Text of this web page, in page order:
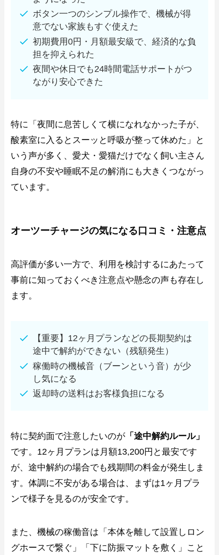
ボタン一つのシンプル操作で、機械が得
意でない家族もすぐ使えた
初期費用0円・月額最安級で、経済的な負
担を抑えられた
夜間や休日でも24時間電話サポートがつ
ながり安心できた
特に「夜間に息苦しくて横になれなかった子が、
酸素室に入るとスーッと呼吸が整って休めた」と
いう声が多く、愛犬・愛猫だけでなく飼い主さん
自身の不安や睡眠不足の解消にも大きくつながっ
ています。
オーツーチャージの気になる口コミ・注意点
高評価が多い一方で、利用を検討するにあたって
事前に知っておくべき注意点や懸念の声も存在し
ます。
【重要】12ヶ月プランなどの長期契約は
途中で解約ができない（残額発生）
稼働時の機械音（ブーンという音）が少
し気になる
返却時の送料はお客様負担になる
特に契約面で注意したいのが 「途中解約ルール」
です。12ヶ月プランは月額13,200円と最安です
が、途中解約の場合でも残期間の料金が発生しま
す。体調に不安がある場合は、まずは1ヶ月プラ
ンで様子を見るのが安全です。
また、機械の稼働音は「本体を離して設置しロン
グホースで繋ぐ」「下に防振マットを敷く」こと